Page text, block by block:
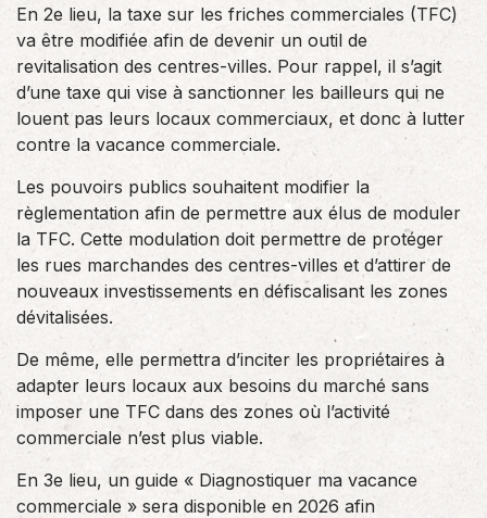
En 2e lieu, la taxe sur les friches commerciales (TFC)
va être modifiée afin de devenir un outil de
revitalisation des centres-villes. Pour rappel, il s’agit
d’une taxe qui vise à sanctionner les bailleurs qui ne
louent pas leurs locaux commerciaux, et donc à lutter
contre la vacance commerciale.
Les pouvoirs publics souhaitent modifier la
règlementation afin de permettre aux élus de moduler
la TFC. Cette modulation doit permettre de protéger
les rues marchandes des centres-villes et d’attirer de
nouveaux investissements en défiscalisant les zones
dévitalisées.
De même, elle permettra d’inciter les propriétaires à
adapter leurs locaux aux besoins du marché sans
imposer une TFC dans des zones où l’activité
commerciale n’est plus viable.
En 3e lieu, un guide « Diagnostiquer ma vacance
commerciale » sera disponible en 2026 afin